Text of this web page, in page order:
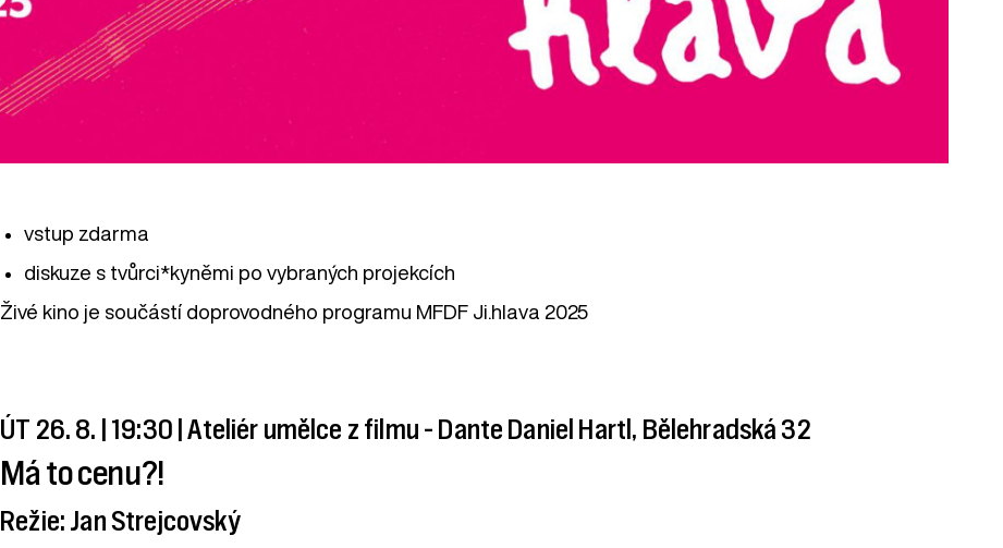
vstup zdarma
diskuze s tvůrci*kyněmi po vybraných projekcích
Živé kino je součástí doprovodného programu MFDF Ji.hlava 2025
ÚT 26. 8. | 19:30 | Ateliér umělce z filmu – Dante Daniel Hartl, Bělehradská 32
Má to cenu?!
Režie: Jan Strejcovský